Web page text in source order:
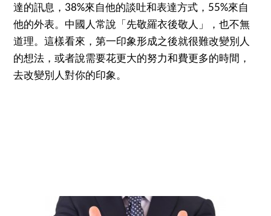
達的訊息，38%來自他的談吐和表達方式，55%來自
他的外表。中國人常說「先敬羅衣後敬人」，也不無
道理。這樣看來，第一印象形成之後就很難改變別人
的想法，或者說需要花更大的努力和費更多的時間，
去改變別人對你的印象。